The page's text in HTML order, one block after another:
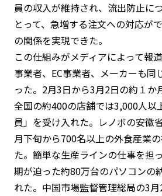
員の収入が維持され、流出防止に
とって、急増する注文への対応が
の関係を実現できた。
この仕組みがメディアによって報
事業者、EC事業者、メーカーも同
った。2月3日から3月2日の約１か
全国の約400の店舗では3,000人以
員」を受け入れた。レノボの安徽
月下旬から700名以上の外食産業
た。簡単な生産ラインの仕事を担
期が迫った約80万台のパソコンの
れた。中国市場監督管理総局の3